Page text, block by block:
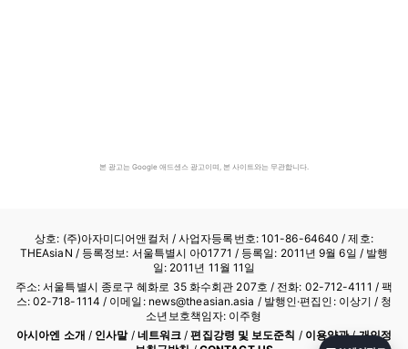
본 광고는 Google 애드센스 광고이며, 본 사이트와는 무관합니다.
상호: (주)아자미디어앤컬처 /사업자등록번호: 101-86-64640 / 제호:
THEAsiaN / 등록정보: 서울특별시 아01771 / 등록일: 2011년 9월 6일 / 발행
일: 2011년 11월 11일
주소: 서울특별시 종로구 혜화로 35 화수회관 207호 / 전화: 02-712-4111 / 팩
스: 02-718-1114 / 이메일: news@theasian.asia / 발행인·편집인: 이상기 / 청
소년보호책임자: 이주형
아시아엔 소개 / 인사말/ 네트워크 /편집강령 및 보도준칙 / 이용약관/개인정